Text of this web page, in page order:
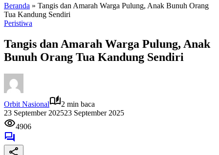
Beranda » Tangis dan Amarah Warga Pulung, Anak Bunuh Orang
Tua Kandung Sendiri
Peristiwa
Tangis dan Amarah Warga Pulung, Anak
Bunuh Orang Tua Kandung Sendiri
Orbit Nasional
2 min baca
23 September 202523 September 2025
4906